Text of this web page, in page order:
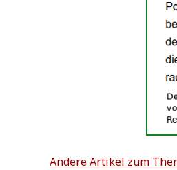
Ande­re Arti­kel zum